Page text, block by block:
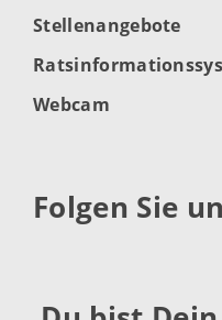
Stellenangebote
Webcam
Folgen Sie